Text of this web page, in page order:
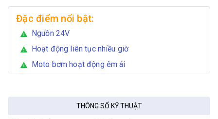
Đặc điểm nổi bật:
warning Nguồn 24V
warning Hoạt động liên tục nhiều giờ
warning Moto bơm hoạt động êm ái
THÔNG SỐ KỸ THUẬT